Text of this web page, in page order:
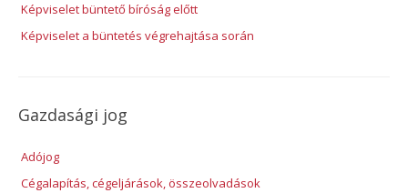
Képviselet büntető bíróság előtt
Képviselet a büntetés végrehajtása során
Gazdasági jog
Adójog
Cégalapítás, cégeljárások, összeolvadások